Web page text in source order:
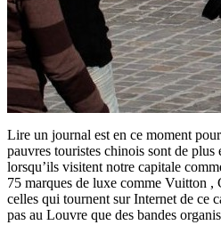
Lire un journal est en ce moment
pauvres touristes chinois sont de
lorsqu’ils visitent notre capitale
75 marques de luxe comme Vuitton ,
celles qui tournent sur Internet de ce
pas au Louvre que des bandes